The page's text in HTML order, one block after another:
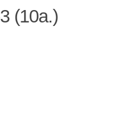
(10a.)